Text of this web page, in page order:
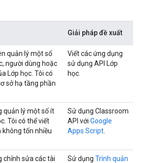
Giải pháp đề xuất
quản lý một số
người dùng hoặc
Lớp học. Tôi có
sở hạ tầng phần
Viết các ứng dụng
sử dụng API Lớp
học.
quản lý một số ít
Tôi có thể viết
tốn nhiều
Sử dụng Classroom
API với Google
Apps Script
chỉnh sửa các tài
Sử dụng Trình quản